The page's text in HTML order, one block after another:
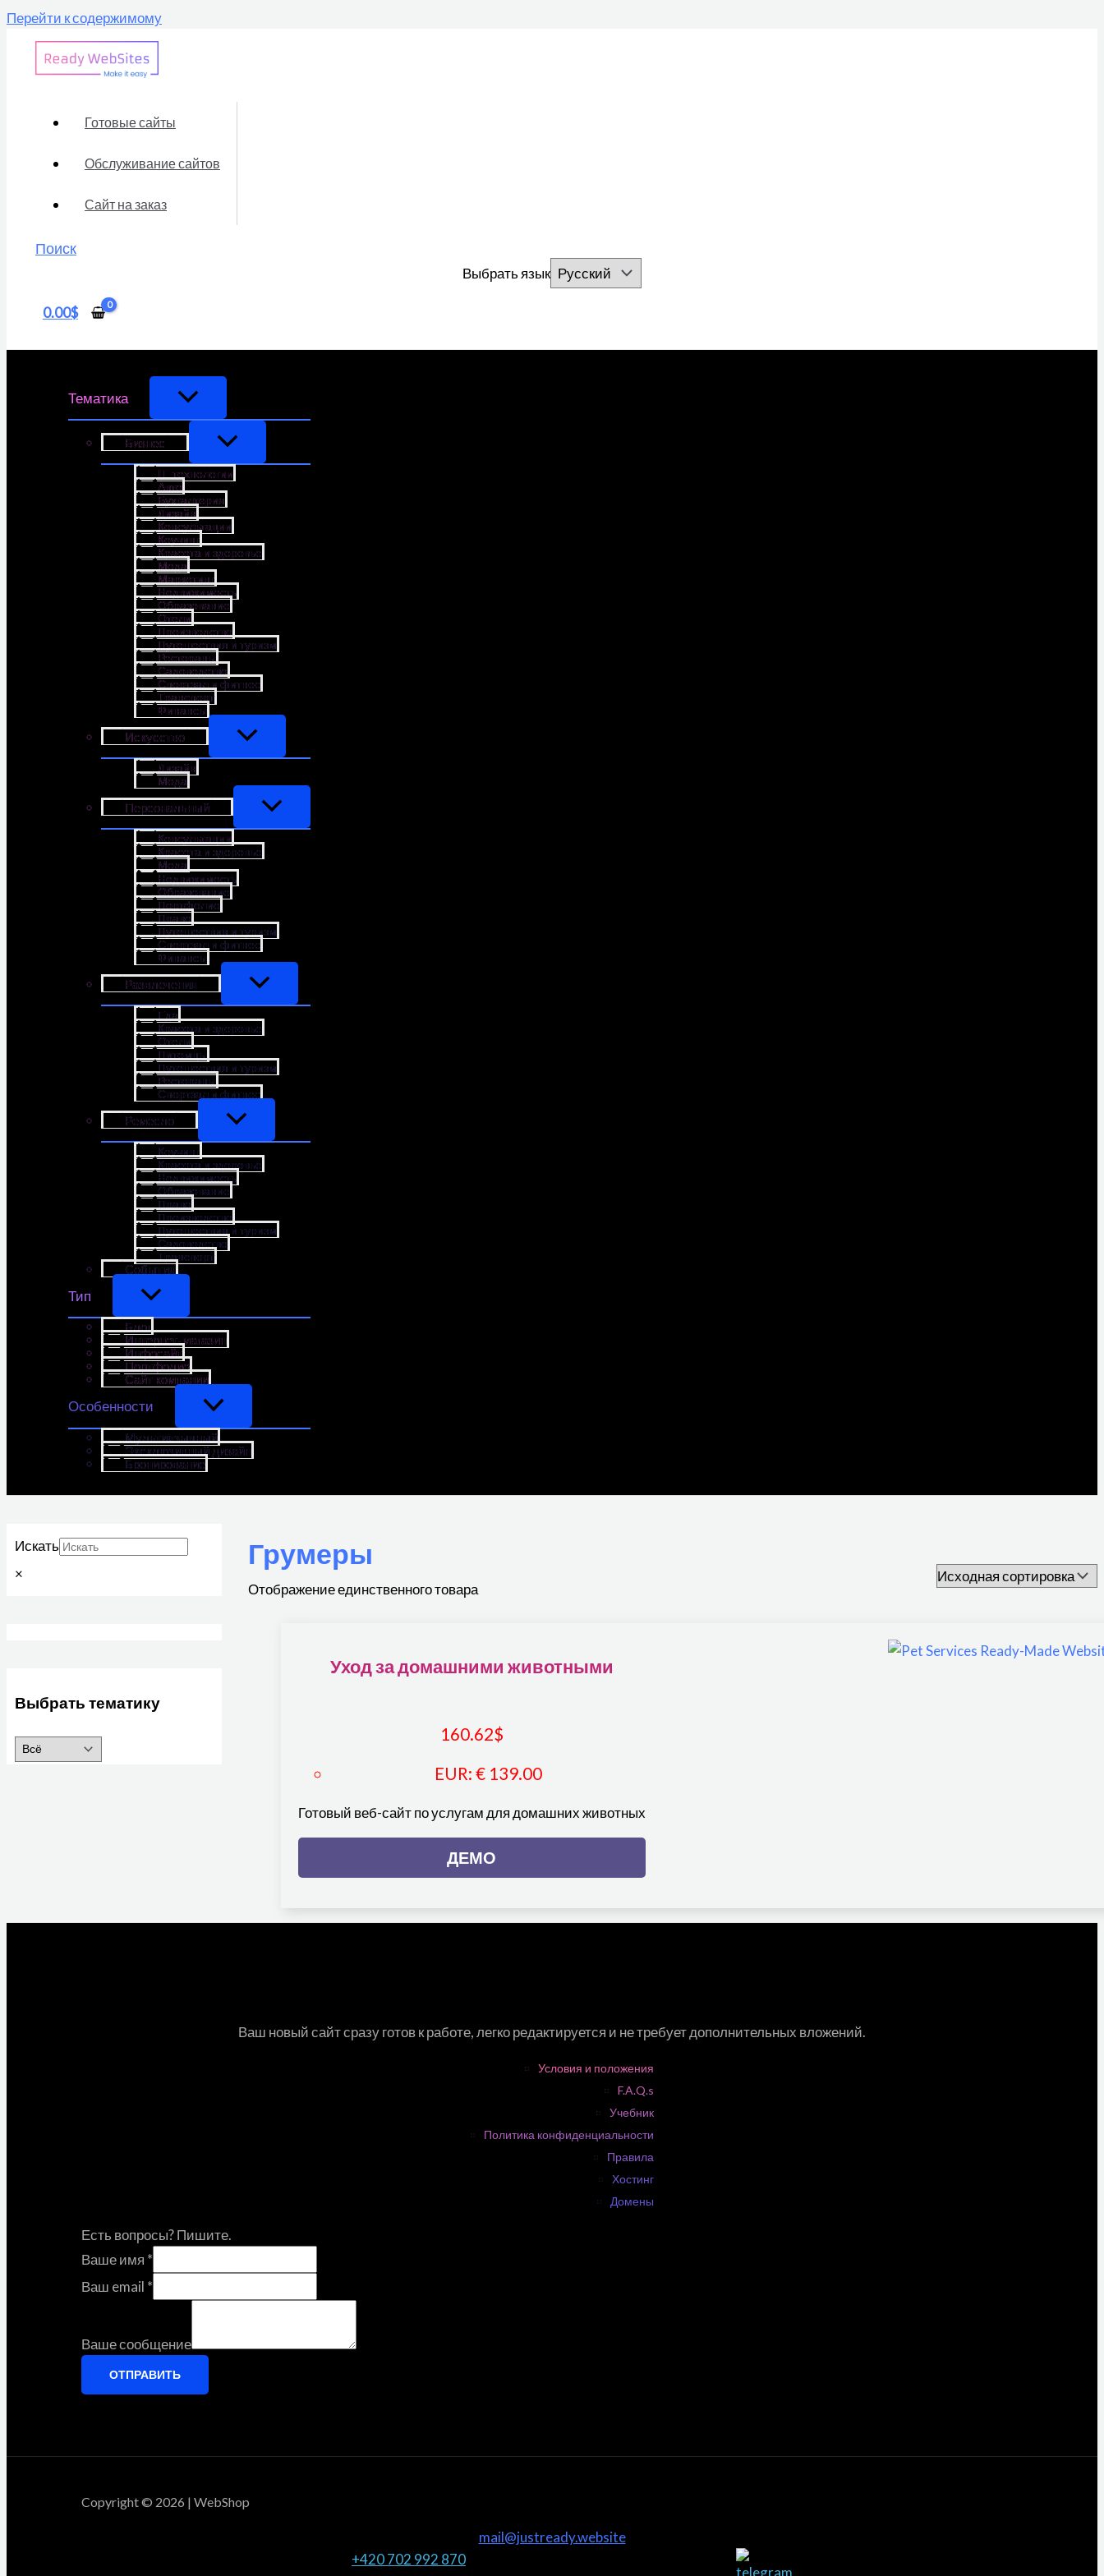
Перейти к содержимому
Готовые сайты
Обслуживание сайтов
Сайт на заказ
Поиск
Выбрать язык
0.00$
Тематика
Бизнес
IT-технологии
Авто
Бухгалтерия
Дизайн
Консультации
Коучинг
Красота и здоровье
Мода
Маркетинг
Недвижимость
Образование
Отели
Производство
Путешествия и туризм
Рестораны
Садоводство
Спортзал и фитнес
Транспорт
Финансы
Искусство
Дизайн
Мода
Персональный
Консультации
Красота и здоровье
Мода
Недвижимость
Образование
Портфолио
Право
Путешествия и туризм
Спортзал и фитнес
Финансы
Развлечения
Еда
Красота и здоровье
Отели
Питомцы
Путешествия и туризм
Рестораны
Спортзал и фитнес
Ремесло
Коучинг
Красота и здоровье
Недвижимость
Образование
Право
Производство
Путешествия и туризм
Садоводство
Транспорт
События
Тип
Блог
Интернет-магазин
Инфосайт
Портфолио
Сайт компании
Особенности
Мультиязычный
Эксклюзивный дизайн
Бронирование
Искать
×
Выбрать тематику
Грумеры
Отображение единственного товара
Уход за домашними животными
160.62$
EUR: € 139.00
Готовый веб-сайт по услугам для домашних животных
ДЕМО
Ваш новый сайт сразу готов к работе, легко редактируется и не требует дополнительных вложений.
Условия и положения
F.A.Q.s
Учебник
Политика конфиденциальности
Правила
Хостинг
Домены
Есть вопросы? Пишите.
Ваше имя *
Ваш email *
Ваше сообщение
ОТПРАВИТЬ
Copyright © 2026 | WebShop
mail@justready.website
+420 702 992 870